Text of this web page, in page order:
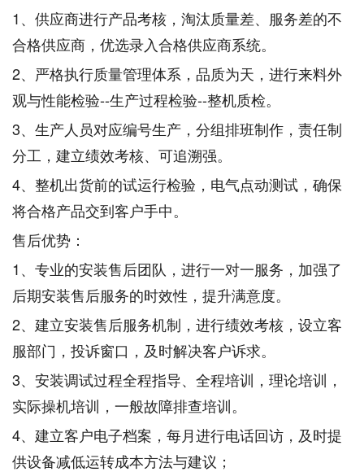
1、供应商进行产品考核，淘汰质量差、服务差的不
合格供应商，优选录入合格供应商系统。
2、严格执行质量管理体系，品质为天，进行来料外
观与性能检验--生产过程检验--整机质检。
3、生产人员对应编号生产，分组排班制作，责任制
分工，建立绩效考核、可追溯强。
4、整机出货前的试运行检验，电气点动测试，确保
将合格产品交到客户手中。
售后优势：
1、专业的安装售后团队，进行一对一服务，加强了
后期安装售后服务的时效性，提升满意度。
2、建立安装售后服务机制，进行绩效考核，设立客
服部门，投诉窗口，及时解决客户诉求。
3、安装调试过程全程指导、全程培训，理论培训，
实际操机培训，一般故障排查培训。
4、建立客户电子档案，每月进行电话回访，及时提
供设备减低运转成本方法与建议；